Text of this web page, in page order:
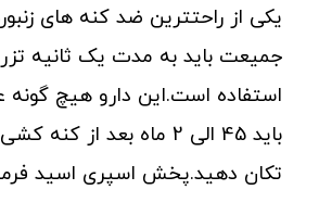
استفاده است.این دارو هیچ
باید 45 الی 2 ماه بعد
تکان دهید.پخش اسپری اسید